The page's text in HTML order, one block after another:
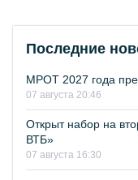
Последние
МРОТ 2027 года
07 августа 20:46
Открыт набор на
ВТБ»
07 августа 16:30